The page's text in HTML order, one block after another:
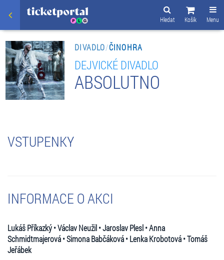
Menu
Košík
Hledat
DIVADLO/ČINOHRA
DEJVICKÉ DIVADLO
ABSOLUTNO
VSTUPENKY
INFORMACE O AKCI
Lukáš Příkazký • Václav Neužil • Jaroslav Plesl • Anna
Schmidtmajerová • Simona Babčáková • Lenka Krobotová • Tomáš
Jeřábek